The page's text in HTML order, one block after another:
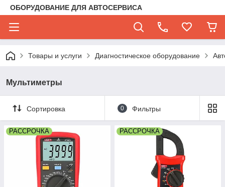
ОБОРУДОВАНИЕ ДЛЯ АВТОСЕРВИСА
Товары и услуги Диагностическое оборудование
Мультиметры
Сортировка 0 Фильтры
РАССРОЧКА РАССРОЧКА